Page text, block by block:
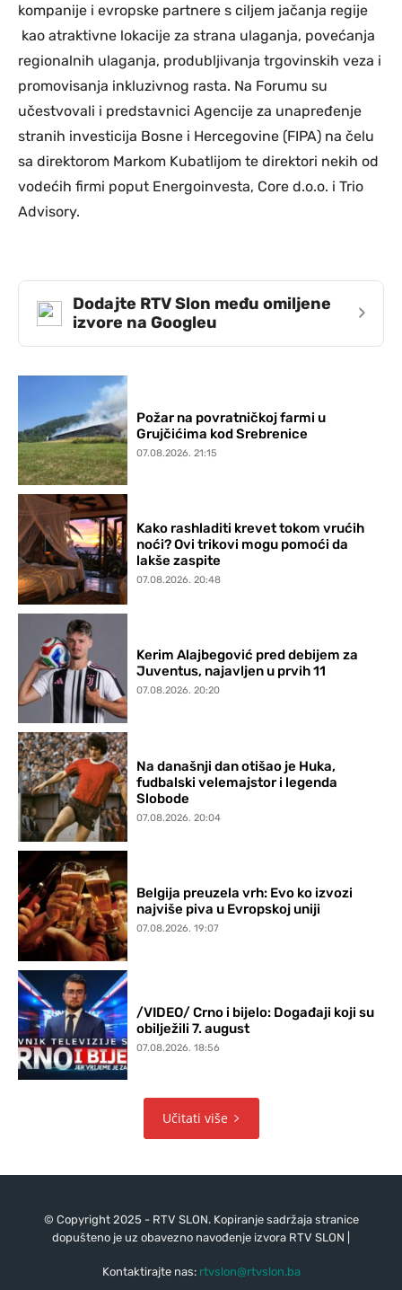
kompanije i evropske partnere s ciljem jačanja regije
kao atraktivne lokacije za strana ulaganja, povećanja
regionalnih ulaganja, produbljivanja trgovinskih veza i
promovisanja inkluzivnog rasta. Na Forumu su
učestvovali i predstavnici Agencije za unapređenje
stranih investicija Bosne i Hercegovine (FIPA) na čelu
sa direktorom Markom Kubatlijom te direktori nekih od
vodećih firmi poput Energoinvesta, Core d.o.o. i Trio
Advisory.
Dodajte RTV Slon među omiljene
izvore na Googleu
›
Požar na povratničkoj farmi u
Grujčićima kod Srebrenice
07.08.2026. 21:15
Kako rashladiti krevet tokom vrućih
noći? Ovi trikovi mogu pomoći da
lakše zaspite
07.08.2026. 20:48
Kerim Alajbegović pred debijem za
Juventus, najavljen u prvih 11
07.08.2026. 20:20
Na današnji dan otišao je Huka,
fudbalski velemajstor i legenda
Slobode
07.08.2026. 20:04
Belgija preuzela vrh: Evo ko izvozi
najviše piva u Evropskoj uniji
07.08.2026. 19:07
/VIDEO/ Crno i bijelo: Događaji koji su
obilježili 7. august
07.08.2026. 18:56
Učitati više
© Copyright 2025 - RTV SLON. Kopiranje sadržaja stranice
dopušteno je uz obavezno navođenje izvora RTV SLON |
Kontaktirajte nas: rtvslon@rtvslon.ba